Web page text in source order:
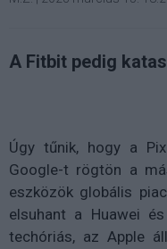
A Fitbit pedig
Úgy tűnik, hogy a
Google-t rögtön a
eszközök globális
elsuhant a Huawei
techóriás, az Apple